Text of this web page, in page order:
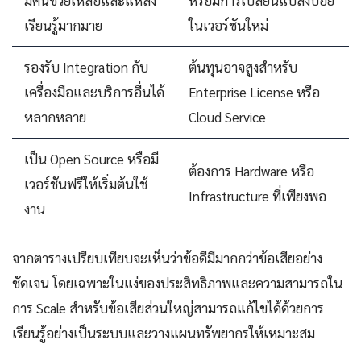
เรียนรู้มากมาย
ในเวอร์ชันใหม่
รองรับ Integration กับ
เครื่องมือและบริการอื่นได้
หลากหลาย
ต้นทุนอาจสูงสำหรับ
Enterprise License หรือ
Cloud Service
เป็น Open Source หรือมี
เวอร์ชันฟรีให้เริ่มต้นใช้
งาน
ต้องการ Hardware หรือ
Infrastructure ที่เพียงพอ
จากตารางเปรียบเทียบจะเห็นว่าข้อดีมีมากกว่าข้อเสียอย่าง
ชัดเจน โดยเฉพาะในแง่ของประสิทธิภาพและความสามารถใน
การ Scale สำหรับข้อเสียส่วนใหญ่สามารถแก้ไขได้ด้วยการ
เรียนรู้อย่างเป็นระบบและวางแผนทรัพยากรให้เหมาะสม